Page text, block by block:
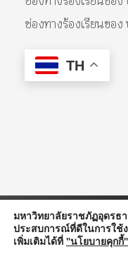
ช่องทางร้องเรียนขอ
TH
© 2026 Udon Thani
มหาวิทยาลัยราชภัฏอุดรธ
ประสบการณ์ที่ดีในการใช้
เพิ่มเติมได้ที่ "นโยบายคุกกี้"